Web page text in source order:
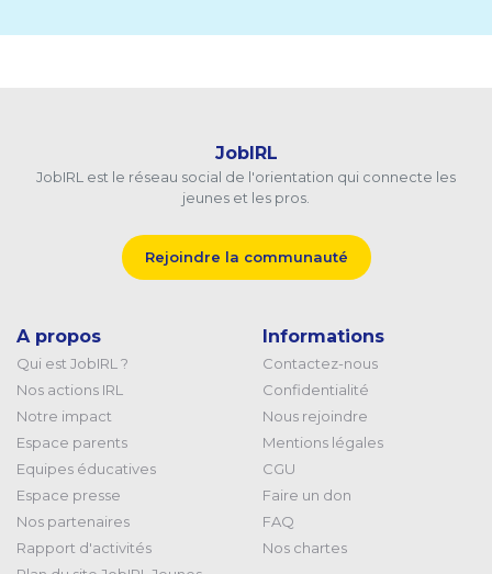
JobIRL
JobIRL est le réseau social de l'orientation qui connecte les
jeunes et les pros.
Rejoindre la communauté
A propos
Qui est JobIRL ?
Nos actions IRL
Notre impact
Espace parents
Equipes éducatives
Espace presse
Nos partenaires
Rapport d'activités
Informations
Contactez-nous
Confidentialité
Nous rejoindre
Mentions légales
CGU
Faire un don
FAQ
Nos chartes